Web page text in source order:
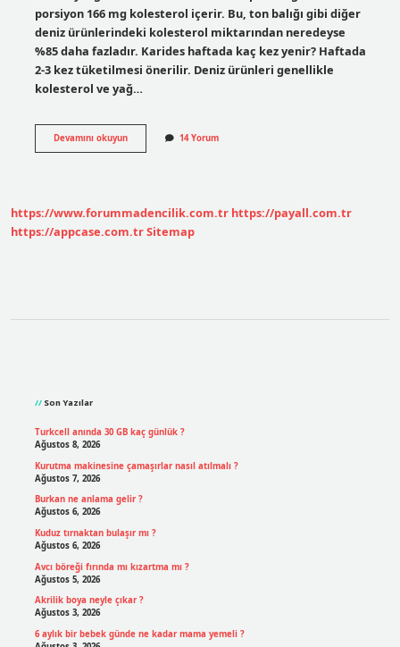
porsiyon 166 mg kolesterol içerir. Bu, ton balığı gibi diğer
deniz ürünlerindeki kolesterol miktarından neredeyse
%85 daha fazladır. Karides haftada kaç kez yenir? Haftada
2-3 kez tüketilmesi önerilir. Deniz ürünleri genellikle
kolesterol ve yağ…
Devamını okuyunKarides
Yemek
14 Yorum
https://www.forummadencilik.com.tr https://payall.com.tr
https://appcase.com.trSitemap
Son Yazılar
Turkcell anında 30 GB kaç günlük ?
Ağustos 8, 2026
Kurutma makinesine çamaşırlar nasıl atılmalı ?
Ağustos 7, 2026
Burkan ne anlama gelir ?
Ağustos 6, 2026
Kuduz tırnaktan bulaşır mı ?
Ağustos 6, 2026
Avcı böreği fırında mı kızartma mı ?
Ağustos 5, 2026
Akrilik boya neyle çıkar ?
Ağustos 3, 2026
6 aylık bir bebek günde ne kadar mama yemeli ?